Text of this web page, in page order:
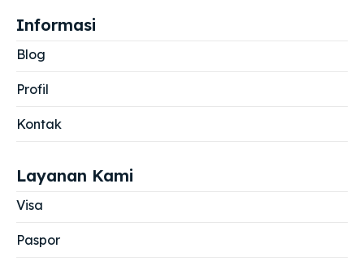
Informasi
Blog
Profil
Kontak
Layanan Kami
Visa
Paspor